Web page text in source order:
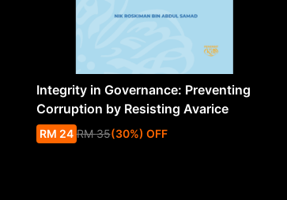
Integrity in Governance: Preventing
Corruption by Resisting Avarice
RM 24 RM 35(30%) OFF